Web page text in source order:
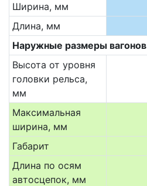
Ширина, мм
Длина, мм
Наружные размеры вагонов
Высота от уровня
головки рельса,
мм
Максимальная
ширина, мм
Габарит
Длина по осям
автосцепок, мм